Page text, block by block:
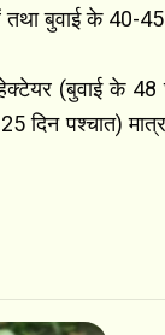
बुवाई के 40-45
हेक्टेयर (बुवाई के
दिन पश्चात)